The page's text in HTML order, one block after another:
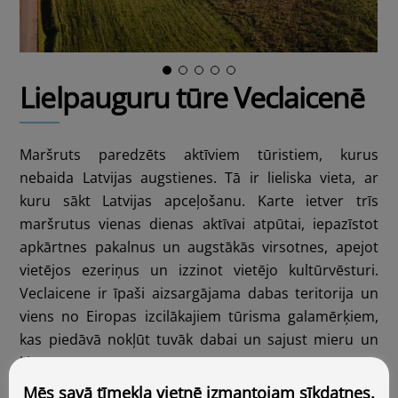
Lielpauguru tūre Veclaicenē
Maršruts paredzēts aktīviem tūristiem, kurus
nebaida Latvijas augstienes. Tā ir lieliska vieta, ar
kuru sākt Latvijas apceļošanu. Karte ietver trīs
maršrutus vienas dienas aktīvai atpūtai, iepazīstot
apkārtnes pakalnus un augstākās virsotnes, apejot
vietējos ezeriņus un izzinot vietējo kultūrvēsturi.
Veclaicene ir īpaši aizsargājama dabas teritorija un
viens no Eiropas izcilākajiem tūrisma galamērķiem,
kas piedāvā nokļūt tuvāk dabai un sajust mieru un
klusumu.
Mēs savā tīmekļa vietnē izmantojam sīkdatnes.